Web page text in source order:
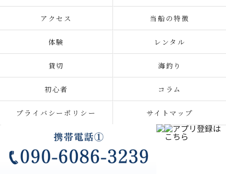
アクセス 当船の特徴
体験 レンタル
貸切 海釣り
初心者 コラム
プライバシーポリシー サイトマップ